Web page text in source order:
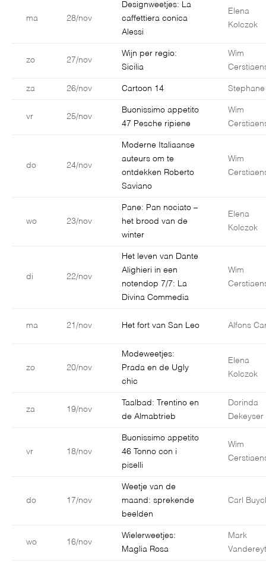
ma 28/nov
Designweetjes: La
caffettiera conica
Alessi
Elena
Kolczok
zo 27/nov
Wijn per regio:
Sicilia
Wim
za 26/nov Cartoon 14 Stephane
vr 25/nov
Buonissimo appetito
47 Pesche ripiene
Wim
do 24/nov
Moderne Italiaanse
auteurs om te
ontdekken Roberto
Saviano
Wim
wo 23/nov
Pane: Pan nociato –
het brood van de
winter
Elena
Kolczok
di 22/nov
Het leven van Dante
Alighieri in een
notendop 7/7: La
Divina Commedia
Wim
ma 21/nov Het fort van San Leo Alfons
zo 20/nov
Modeweetjes:
Prada en de Ugly
chic
Elena
Kolczok
za 19/nov
Taalbad: Trentino en
de Almabtrieb
Dorinda
Dekeyser
vr 18/nov
Buonissimo appetito
46 Tonno con i
piselli
Wim
do 17/nov
Weetje van de
maand: sprekende
beelden
Carl
wo 16/nov
Wielerweetjes:
Maglia Rosa
Mark
Vandereyt